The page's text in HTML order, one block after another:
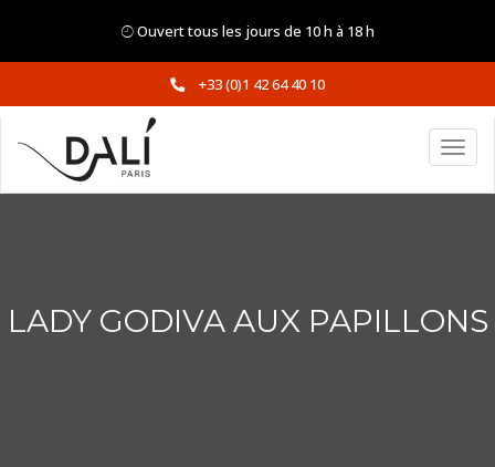
Ouvert tous les jours de 10 h à 18 h
+33 (0)1 42 64 40 10
LADY GODIVA AUX PAPILLONS